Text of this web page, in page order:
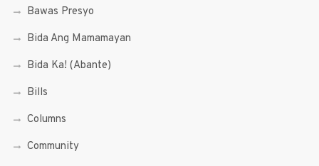
Bawas Presyo
Bida Ang Mamamayan
Bida Ka! (Abante)
Bills
Columns
Community